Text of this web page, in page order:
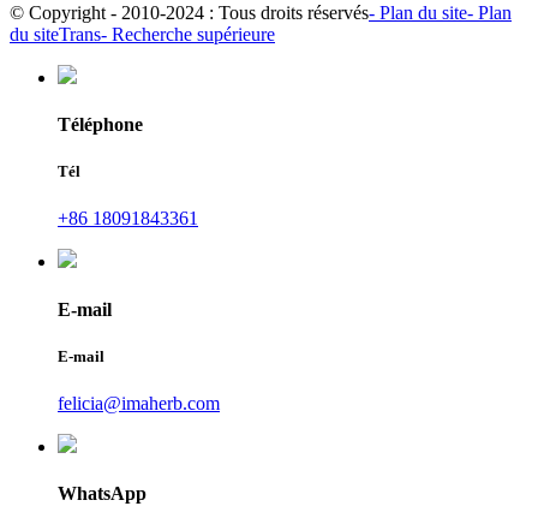
© Copyright - 2010-2024 : Tous droits réservés- Plan du site- Plan
du siteTrans- Recherche supérieure
Téléphone
Tél
+86 18091843361
E-mail
E-mail
felicia@imaherb.com
WhatsApp